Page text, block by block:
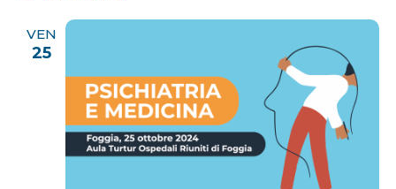
VEN
25